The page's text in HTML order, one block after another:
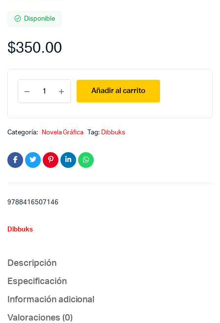
Disponible
$350.00
cólera
de
:
abierta
quantity
Añadir al carrito
Categoría: Novela Gráfica Tag: Dibbuks
9788416507146
Dibbuks
Descripción
Especificación
Información adicional
Valoraciones (0)